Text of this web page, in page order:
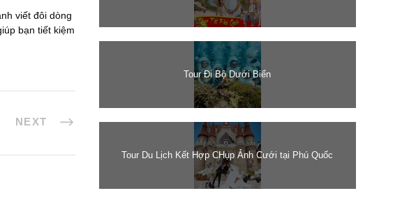
viết đôi dòng
bạn tiết kiệm
NEXT
Tour Đi Bộ Dưới Biển
Tour Du Lịch Kết Hợp CHụp Ảnh Cưới tại Phú Quốc